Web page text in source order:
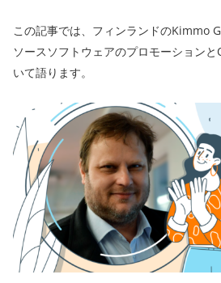
この記事では、フィンランドのKimmo
ソースソフトウェアのプロモーションと
いて語ります。